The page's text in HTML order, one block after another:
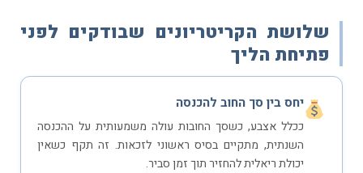
שלושת הקריטריונים שבודקים לפני
פתיחת הליך
יחס בין סך החוב להכנסה
ככלל אצבע, כשסך החובות עולה משמעותית על ההכנסה
השנתית, מתקיים בסיס ראשוני לזכאות. זה תקף כשאין
יכולת ריאלית להחזיר תוך זמן סביר.